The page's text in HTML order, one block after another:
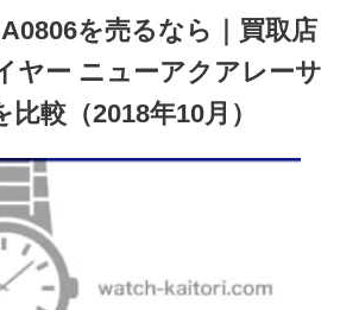
を売るなら｜買取店
ヤー ニューアクアレーサ
比較（2018年10月）